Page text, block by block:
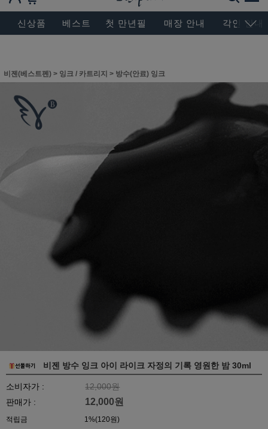
BESEN MASTERPIECE, SINCE 2004
신상품 베스트 첫 만년필 매장 안내 각인 안내
비젠(베스트펜) > 잉크 / 카트리지 > 방수(안료) 잉크
비젠 방수 잉크 아이 라이크 자정의 기록 영원한 밤 30ml
소비자가 :
12,000원
판매가 :
12,000원
적립금 1%(120원)